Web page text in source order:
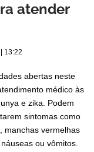
atender
13:22
abertas neste
médico às
e zika. Podem
sintomas como
manchas vermelhas
ou vômitos.